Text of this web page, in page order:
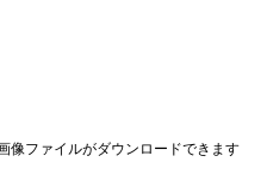
像ファイルがダウンロードできます